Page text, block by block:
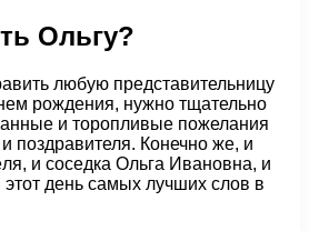
Ольгу?
любую представительницу
рождения, нужно тщательно
и торопливые пожелания
поздравителя. Конечно же, и
и соседка Ольга Ивановна, и
день самых лучших слов в